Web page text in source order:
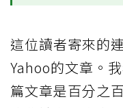
這位讀者寄來的
Yahoo的文章。
篇文章是百分之